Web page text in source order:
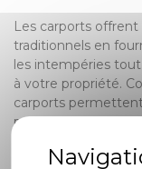
Les carports
traditionnels en
les intempéries
à votre propriété.
carports
peut être
et de moisissures.
votre véhicule tout